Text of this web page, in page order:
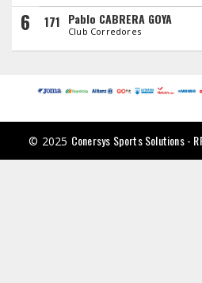
6 171 Pablo CABRERA GOYA
Club Corredores
© 2025 Conersys Sports Solutions -